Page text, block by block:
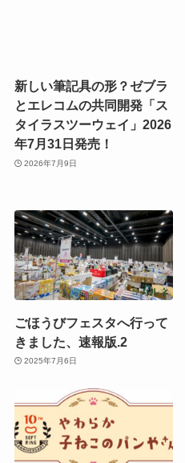
新しい筆記具の形？ゼブラ
とエレコムの共同開発「ス
タイラスツーウェイ」2026
年7月31日発売！
2026年7月9日
ごほうびフェスタへ行って
きました、速報版.2
2025年7月6日